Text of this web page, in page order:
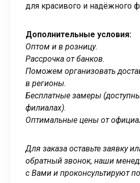
для красивого и надёжного
Дополнительные условия:
Оптом и в розницу.
Рассрочка от банков.
Поможем организовать
в регионы.
Бесплатные замеры
филиалах).
Оптимальные цены от
Для заказа оставьте заявку
обратный звонок, наши
с Вами и проконсультируют